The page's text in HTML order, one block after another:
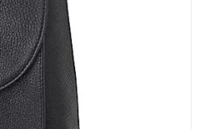
Получайте товар
Оставшиеся
с вашей карты